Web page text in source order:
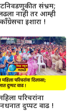
संभ्रम;
नाही तर आम्ही
इशारा !
परिचरांना
दुप्पट वाढ !